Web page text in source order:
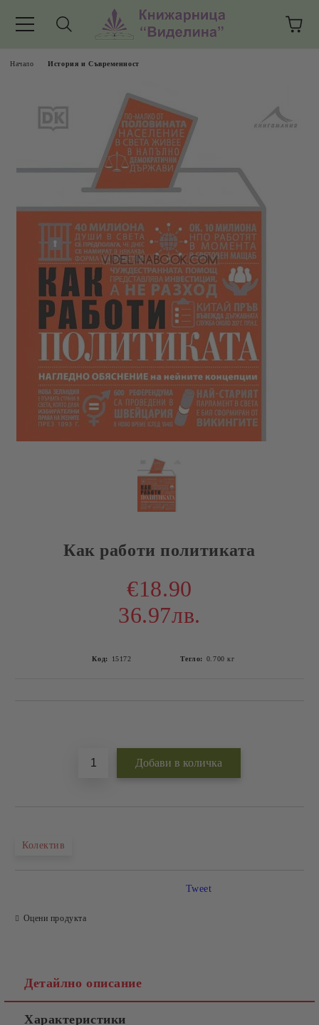
Начало История и Съвременност
Как работи политиката
€18.90
36.97лв.
Код: 15172 Тегло: 0.700 кг
Колектив
Оцени продукта
Tweet
Детайлно описание
Характеристики